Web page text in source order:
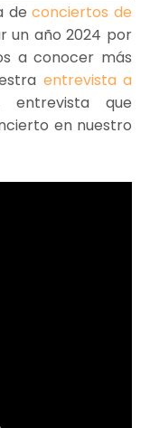
deconciertos de
un año 2024 por
a conocer más
entrevista a
entrevista que
en nuestro